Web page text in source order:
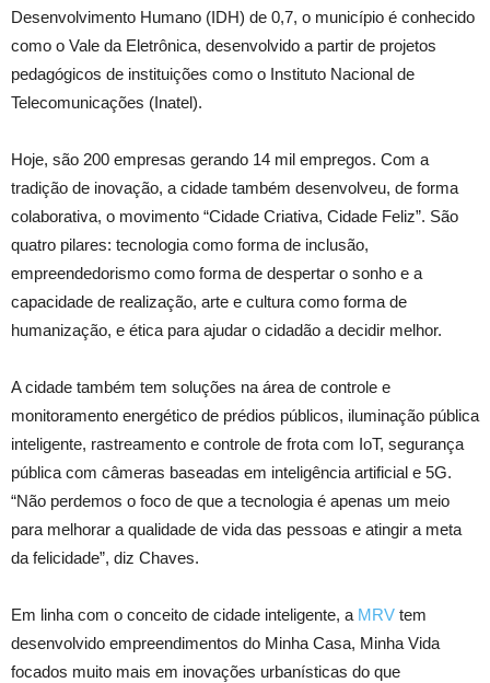
Desenvolvimento Humano (IDH) de 0,7, o município é conhecido
como o Vale da Eletrônica, desenvolvido a partir de projetos
pedagógicos de instituições como o Instituto Nacional de
Telecomunicações (Inatel).
Hoje, são 200 empresas gerando 14 mil empregos. Com a
tradição de inovação, a cidade também desenvolveu, de forma
colaborativa, o movimento “Cidade Criativa, Cidade Feliz”. São
quatro pilares: tecnologia como forma de inclusão,
empreendedorismo como forma de despertar o sonho e a
capacidade de realização, arte e cultura como forma de
humanização, e ética para ajudar o cidadão a decidir melhor.
A cidade também tem soluções na área de controle e
monitoramento energético de prédios públicos, iluminação pública
inteligente, rastreamento e controle de frota com IoT, segurança
pública com câmeras baseadas em inteligência artificial e 5G.
“Não perdemos o foco de que a tecnologia é apenas um meio
para melhorar a qualidade de vida das pessoas e atingir a meta
da felicidade”, diz Chaves.
Em linha com o conceito de cidade inteligente, a MRV tem
desenvolvido empreendimentos do Minha Casa, Minha Vida
focados muito mais em inovações urbanísticas do que